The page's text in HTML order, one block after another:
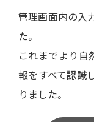
管理画面内の入
た。
これまでより自
報をすべて認識
りました。